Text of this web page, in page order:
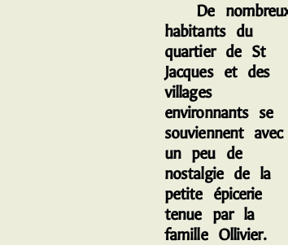
De
habitants du
quartier de St
Jacques et des
villages
environnants se
souviennent avec
un peu de
nostalgie de la
petite épicerie
tenue par la
famille Ollivier.